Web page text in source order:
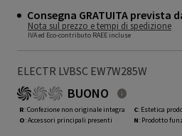
Consegna GRATUITA prevista
Nota sul prezzo e tempi di spedizione
IVA ed Eco-contributo RAEE incluse
ELECTR LVBSC EW7W285W
BUONO
R: Confezione non originale integra
O: Accessori principali presenti
C: Estetica
N: Prodotto